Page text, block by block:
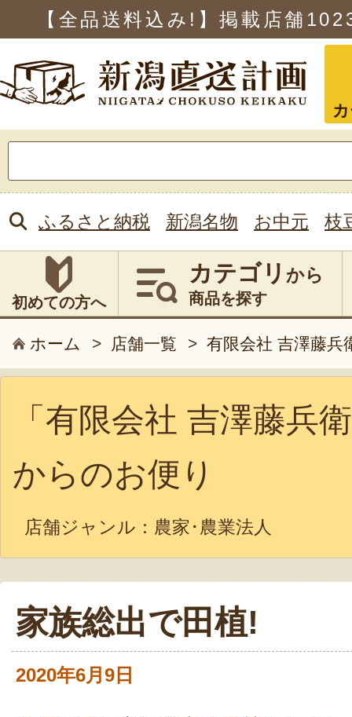
【全品送料込み!】掲載店舗
索:
ふるさと納税 新潟名物 お中元 枝
初めての方へ
カテゴリ から
商品を探す
ホーム > 店舗一覧 > 有限会社 吉澤藤兵
「有限会社 吉澤藤兵
からのお便り
店舗ジャンル： 農家･農業法人
家族総出で田植!
2020年6月9日